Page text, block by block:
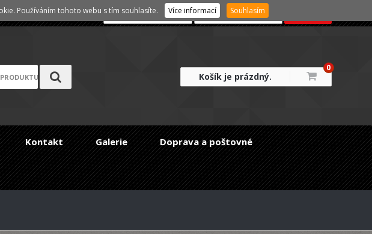
/Zapomenuté heslo
Košík je prázdný.
0
Kontakt Galerie Doprava a poštovné
Používáním tohoto webu s tím souhlasíte. Více informací Souhlasím